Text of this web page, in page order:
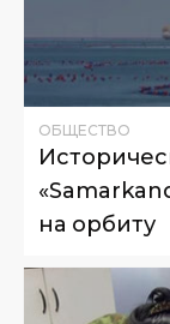
ОБЩЕСТВО
на орбиту